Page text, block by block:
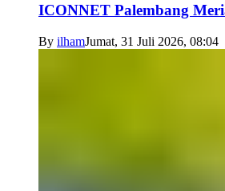
ICONNET Palembang
By ilhamJumat, 31 Juli 2026, 08:04